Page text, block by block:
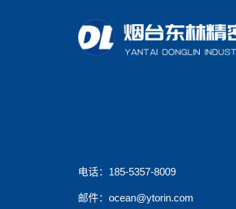
电话：185-5357-8009
邮件：ocean@ytorin.com